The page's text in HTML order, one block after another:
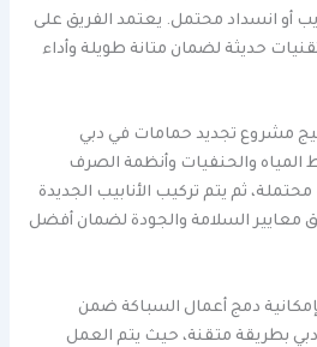
أو انسداد محتمل. يعتمد الفريق على
حديثة لضمان متانة طويلة وأداء
مشروع تجديد حمامات في دبي
والحنفيات وأنظمة الصرف
ثم يتم تركيب الأنابيب الجديدة
معايير السلامة والجودة لضمان أفضل
دمج أعمال السباكة ضمن
بطريقة متقنة، حيث يتم العمل